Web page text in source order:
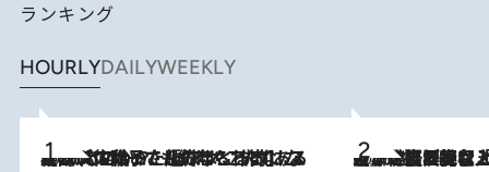
ランキング
HOURLYDAILYWEEKLY
2026.8.5
【阿川佐和子さんの年とる力】なぜ70代で始めた趣味は“こんなに楽しい”のか？ ピアノ、俳句…スランプに陥っても続けられる“ある秘訣”とは 2026.8.5
【なぜ吉沢亮は「気配を消せる」のか？】興行収入208億の『国宝』を経て挑むミュージカル『ディア・エヴァン・ハンセン』。トップ俳優が舞台上でさらけ出した“孤独”とは